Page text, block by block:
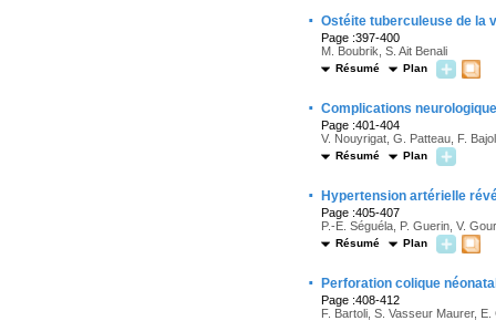
· Ostéite tuberculeuse de la
Page :397-400
M. Boubrik, S. Ait Benali
Résumé Plan
· Complications
Page :401-404
V. Nouyrigat, G. Patteau, F.
Résumé Plan
· Hypertension artérielle
Page :405-407
P.-E. Séguéla, P. Guerin, V.
Résumé Plan
· Perforation colique
Page :408-412
F. Bartoli, S. Vasseur Maurer,